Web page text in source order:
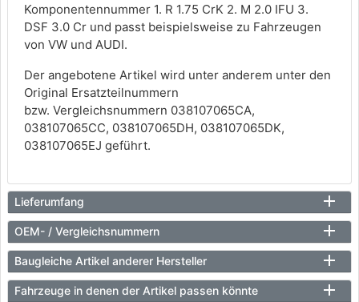
Komponentennummer 1. R 1.75 CrK 2. M 2.0 IFU 3.
DSF 3.0 Cr und passt beispielsweise zu Fahrzeugen
von VW und AUDI.
Der angebotene Artikel wird unter anderem unter den
Original Ersatzteilnummern
bzw. Vergleichsnummern 038107065CA,
038107065CC, 038107065DH, 038107065DK,
038107065EJ geführt.
Lieferumfang
OEM- / Vergleichsnummern
Baugleiche Artikel anderer Hersteller
Fahrzeuge in denen der Artikel passen könnte